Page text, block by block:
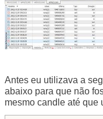
Antes eu utilizava a
abaixo para que não
mesmo candle até que